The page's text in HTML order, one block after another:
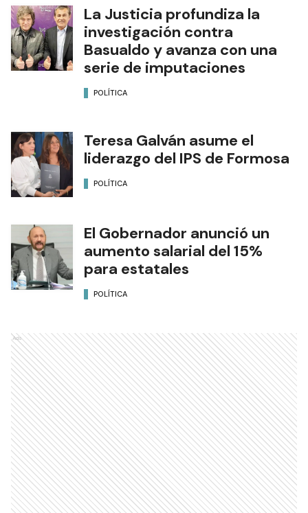
La Justicia profundiza la
investigación contra
Basualdo y avanza con una
serie de imputaciones
POLÍTICA
Teresa Galván asume el
liderazgo del IPS de Formosa
POLÍTICA
El Gobernador anunció un
aumento salarial del 15%
para estatales
POLÍTICA
Ads